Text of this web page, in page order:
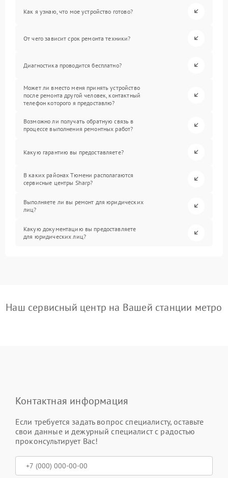
Как я узнаю, что мое устройство готово?
От чего зависит срок ремонта техники?
Диагностика проводится бесплатно?
Может ли вместо меня принять устройство
после ремонта другой человек, контактный
телефон которого я предоставлю?
Возможно ли получать обратную связь в
процессе выполнения ремонтных работ?
Какую гарантию вы предоставляете?
В каких районах Тюмени располагаются
сервисные центры Sharp?
Выполняете ли вы ремонт для юридических
лиц?
Какую документацию вы предоставляете
для юридических лиц?
Наш сервисный центр на Вашей станции метро
Контактная информация
Если требуется задать вопрос специалисту, оставьте
свои данные и дежурный специалист с радостью
проконсультирует Вас!